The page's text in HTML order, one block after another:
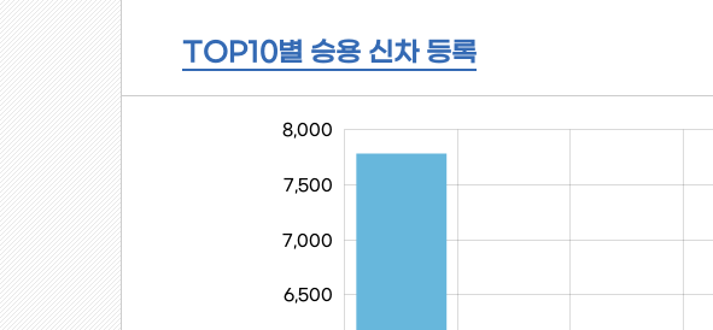
TOP10별 승용 신차 등록
6,500
7,000
7,500
8,000